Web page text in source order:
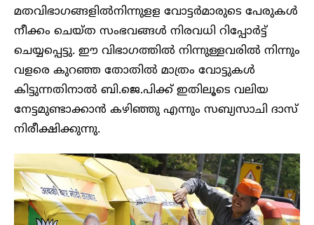
മതവിഭാഗങ്ങളിൽനിന്നുളള വോട്ടർമാരുടെ പേരുകൾ
നീക്കം ചെയ്ത സംഭവങ്ങൾ നിരവധി റിപ്പോർട്ട്
ചെയ്യപ്പെട്ടു. ഈ വിഭാഗത്തിൽ നിന്നുള്ളവരിൽ നിന്നും
വളരെ കുറഞ്ഞ തോതിൽ മാത്രം വോട്ടുകൾ
കിട്ടുന്നതിനാൽ ബി.ജെ.പിക്ക് ഇതിലൂടെ വലിയ
നേട്ടമുണ്ടാക്കാൻ കഴിഞ്ഞു എന്നും സബ്യസാചി ദാസ്
നിരീക്ഷിക്കുന്നു.